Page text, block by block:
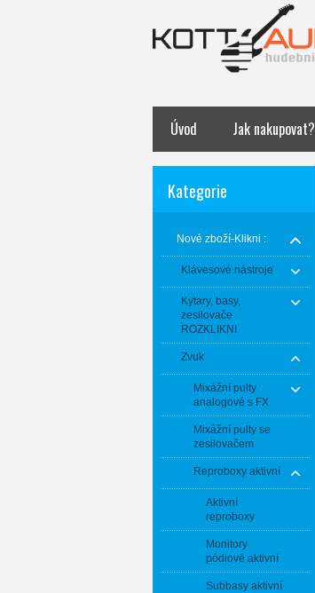
Úvod Jak nakupovat?
Kategorie
Nové zboží-Klikni :
Klávesové nástroje
Kytary, basy,
zesilovače
ROZKLIKNI
Zvuk
Mixážní pulty
analogové s FX
Mixážní pulty se
zesilovačem
Reproboxy aktivní
Aktivní
reproboxy
Monitory
pódiové aktivní
Subbasy aktivní